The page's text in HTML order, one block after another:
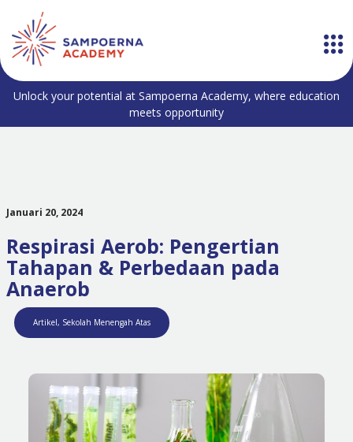
Unlock your potential at Sampoerna Academy, where education
meets opportunity
Januari 20, 2024
Respirasi Aerob: Pengertian
Tahapan & Perbedaan pada
Anaerob
Artikel, Sekolah Menengah Atas